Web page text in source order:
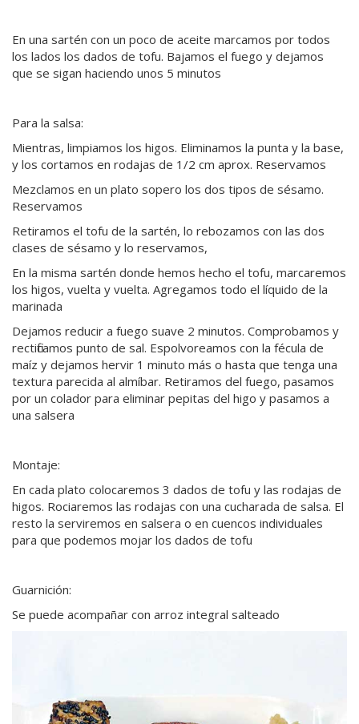
En una sartén con un poco de aceite marcamos por todos
los lados los dados de tofu. Bajamos el fuego y dejamos
que se sigan haciendo unos 5 minutos
Para la salsa:
Mientras, limpiamos los higos. Eliminamos la punta y la base,
y los cortamos en rodajas de 1/2 cm aprox. Reservamos
Mezclamos en un plato sopero los dos tipos de sésamo.
Reservamos
Retiramos el tofu de la sartén, lo rebozamos con las dos
clases de sésamo y lo reservamos,
En la misma sartén donde hemos hecho el tofu, marcaremos
los higos, vuelta y vuelta. Agregamos todo el líquido de la
marinada
Dejamos reducir a fuego suave 2 minutos. Comprobamos y
rectificamos punto de sal. Espolvoreamos con la fécula de
maíz y dejamos hervir 1 minuto más o hasta que tenga una
textura parecida al almíbar. Retiramos del fuego, pasamos
por un colador para eliminar pepitas del higo y pasamos a
una salsera
Montaje:
En cada plato colocaremos 3 dados de tofu y las rodajas de
higos. Rociaremos las rodajas con una cucharada de salsa. El
resto la serviremos en salsera o en cuencos individuales
para que podemos mojar los dados de tofu
Guarnición:
Se puede acompañar con arroz integral salteado